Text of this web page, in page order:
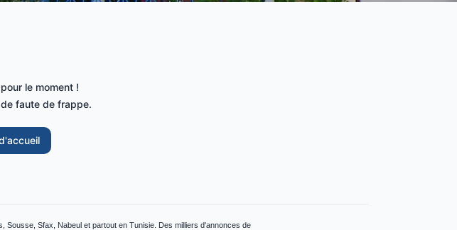
le moment !
faute de frappe.
Sousse, Sfax, Nabeul et partout en Tunisie. Des milliers d'annonces de